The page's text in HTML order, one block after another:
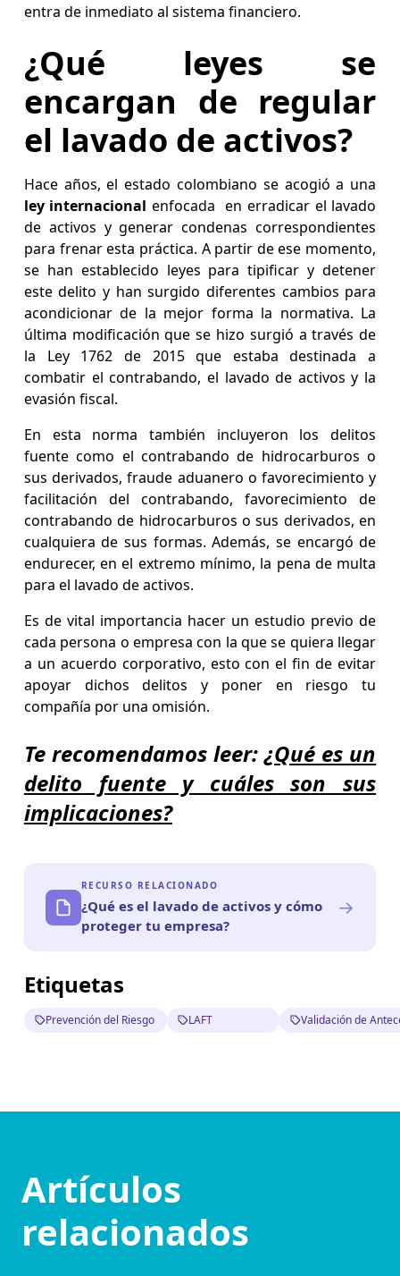
entra de inmediato al sistema financiero.
¿Qué leyes se
encargan de regular
el lavado de activos?
Hace años, el estado colombiano se acogió a una
ley internacional enfocada en erradicar el lavado
de activos y generar condenas correspondientes
para frenar esta práctica. A partir de ese momento,
se han establecido leyes para tipificar y detener
este delito y han surgido diferentes cambios para
acondicionar de la mejor forma la normativa. La
última modificación que se hizo surgió a través de
la Ley 1762 de 2015 que estaba destinada a
combatir el contrabando, el lavado de activos y la
evasión fiscal.
En esta norma también incluyeron los delitos
fuente como el contrabando de hidrocarburos o
sus derivados, fraude aduanero o favorecimiento y
facilitación del contrabando, favorecimiento de
contrabando de hidrocarburos o sus derivados, en
cualquiera de sus formas. Además, se encargó de
endurecer, en el extremo mínimo, la pena de multa
para el lavado de activos.
Es de vital importancia hacer un estudio previo de
cada persona o empresa con la que se quiera llegar
a un acuerdo corporativo, esto con el fin de evitar
apoyar dichos delitos y poner en riesgo tu
compañía por una omisión.
Te recomendamos leer:¿Qué es un
delito fuente y cuáles son sus
implicaciones?
RECURSO RELACIONADO
¿Qué es el lavado de activos y cómo
proteger tu empresa?
→
Etiquetas
Prevención del Riesgo LAFT Validación de
Artículos
relacionados